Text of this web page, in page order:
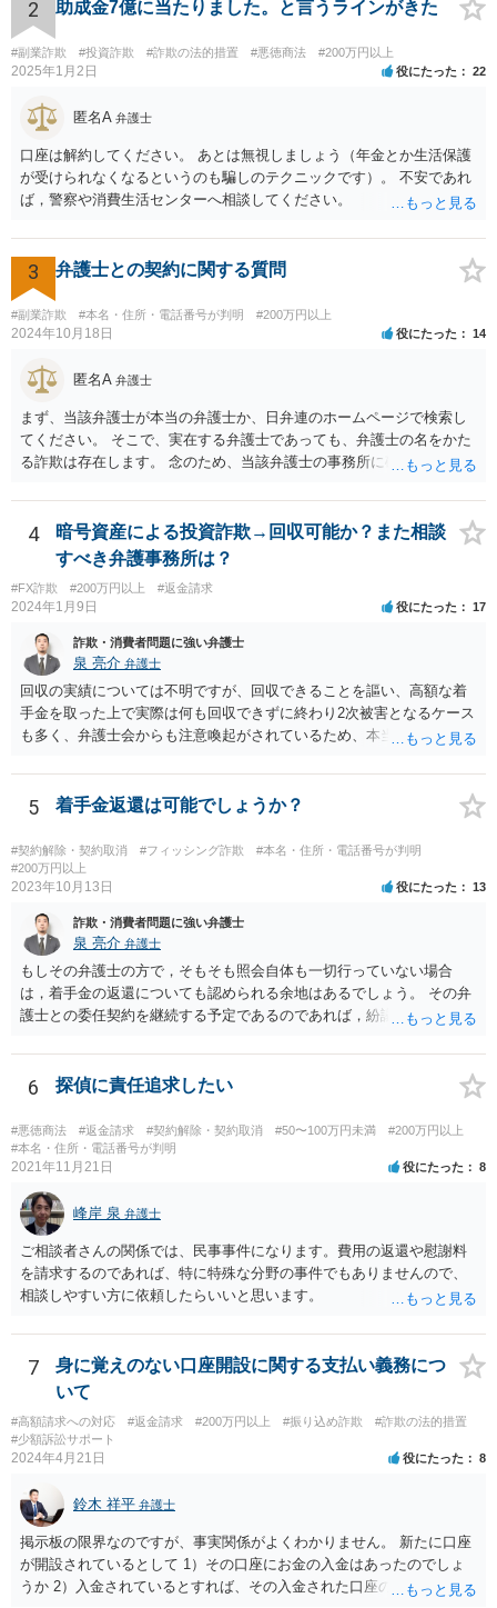
弁護士を入れて早期に対応する必要があります。 本件は、明らかに弁
護士を入れて対応すべき事案です。内容証明郵便により返還請求の意
思表示を行い、応答がなければ訴訟提起や仮差押え等の法的措置をと
るべきです。相手方であるみんなで大家さんは、令和5年6月に金融庁
の疑いも報道されています。返還に応じる余力が今後失われるおそれ
弁護士選任については、大阪に所在する相手方企業であっても、現在
は全国の弁護士がウェブ面談・電子手続等で対応可能です。実際、当
職もみんなで大家さんに関する出資金返還請求について対応実績があ
ることは、損失の拡大を防ぐために極めて合理的な判断といえます。
今からでも遅くありませんので、速やかに弁護士へ相談されることを
強く推奨いたします。
2 助成金7億に当たりました。と言うラインがきた
#副業詐欺 #投資詐欺 #詐欺の法的措置 #悪徳商法 #200万円以上
2025年1月2日 役にたった 22
匿名A 弁護士
口座は解約してください。 あとは無視しましょう（年金とか生活保護
が受けられなくなるというのも騙しのテクニックです）。 不安であれ
ば，警察や消費生活センターへ相談してください。
3 弁護士との契約に関する質問
#副業詐欺 #本名・住所・電話番号が判明 #200万円以上
2024年10月18日 役にたった 14
匿名A 弁護士
まず、当該弁護士が本当の弁護士か、日弁連のホームページで検索し
てください。 そこで、実在する弁護士であっても、弁護士の名をかた
る詐欺は存在します。 念のため、当該弁護士の事務所に確認をとれば
4
暗号資産による投資詐欺→回収可能か？また相談
すべき弁護事務所は？
#FX詐欺 #200万円以上 #返金請求
2024年1月9日 役にたった 17
詐欺・消費者問題に強い弁護士
泉 亮介 弁護士
回収の実績については不明ですが、回収できることを謳い、高額な着
手金を取った上で実際は何も回収できずに終わり2次被害となるケース
も多く、弁護士会からも注意喚起がされているため、本当に回収がで
相談を行なっている事務所に複数相談をされた上で判断されると良い
かと思われます。
5 着手金返還は可能でしょうか？
#契約解除・契約取消 #フィッシング詐欺
#本名・住所・電話番号が判明
#200万円以上
2023年10月13日 役にたった 13
詐欺・消費者問題に強い弁護士
泉 亮介 弁護士
もしその弁護士の方で，そもそも照会自体も一切行っていない場合
は，着手金の返還についても認められる余地はあるでしょう。 その弁
護士との委任契約を継続する予定であるのであれば，紛議調停等の手
う。弁護士を解任するつもりであるならば，解任を伝えたうえで返金
についての話し合いをまず行い，弁護士側の対応に納得がいかなけれ
に決まりがあるわけではないので，ご質問者様の意向次第です。
6 探偵に責任追求したい
#悪徳商法 #返金請求 #契約解除・契約取消 #50〜100万円未満
#200万円以上
#本名・住所・電話番号が判明
2021年11月21日 役にたった 8
峰岸 泉 弁護士
ご相談者さんの関係では、民事事件になります。費用の返還や慰謝料
を請求するのであれば、特に特殊な分野の事件でもありませんので、
相談しやすい方に依頼したらいいと思います。
7
身に覚えのない口座開設に関する支払い義務につ
いて
#高額請求への対応 #返金請求 #200万円以上 #振り込め詐欺
#詐欺の法的措置
#少額訴訟サポート
2024年4月21日 役にたった 8
鈴木 祥平 弁護士
掲示板の限界なのですが、事実関係がよくわかりません。 新たに口座
が開設されているとして 1）その口座にお金の入金はあったのでしょ
うか 2）入金されているとすれば、その入金された口座の資金は引き